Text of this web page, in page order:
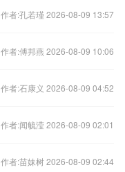
作者:孔若瑾 2026-08-09 13:57
作者:傅邦燕 2026-08-09 10:06
作者:石康义 2026-08-09 04:52
作者:闻毓滢 2026-08-09 02:01
作者:苗妹树 2026-08-09 02:44